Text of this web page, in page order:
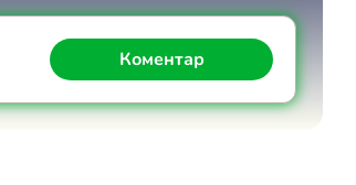
Коментар